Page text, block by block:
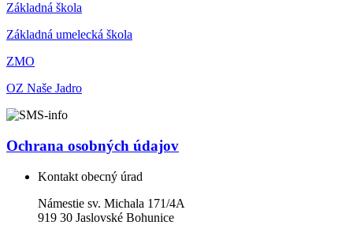
Základná škola
Základná umelecká škola
ZMO
OZ Naše Jadro
Ochrana osobných údajov
Kontakt obecný úrad
Námestie sv. Michala 171/4A
919 30 Jaslovské Bohunice